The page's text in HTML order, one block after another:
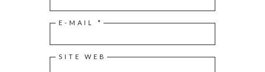
E-MAIL *
SITE WEB